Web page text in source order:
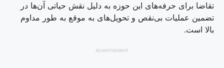
تقاضا برای حرفه‌های این حوزه به دلیل نقش حیاتی آن‌ها در
تضمین عملیات بی‌نقص و تحویل‌های به موقع به طور مداوم
بالا است.
ADVERTISEMENT